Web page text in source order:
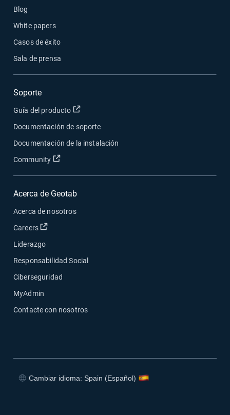
Blog
White papers
Casos de éxito
Sala de prensa
Soporte
Guía del producto Abrir en una nueva ventana
Documentación de soporte
Documentación de la instalación
Community
Abrir en una nueva ventana
Acerca de Geotab
Acerca de nosotros
Careers
Abrir en una nueva ventana
Liderazgo
Responsabilidad Social
Ciberseguridad
MyAdmin
Contacte con nosotros
Cambiar idioma: Spain (Español)